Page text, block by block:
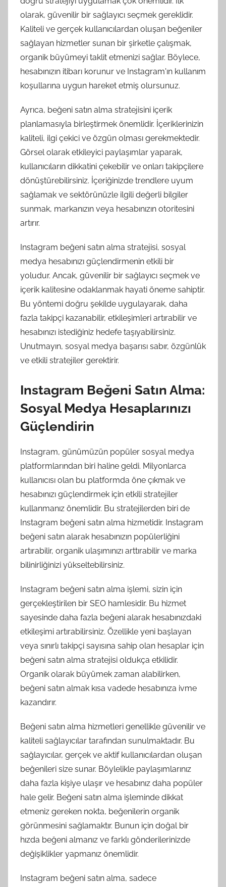
olarak, güvenilir bir sağlayıcı seçmek gereklidir.
Kaliteli ve gerçek kullanıcılardan oluşan beğeniler
sağlayan hizmetler sunan bir şirketle çalışmak,
organik büyümeyi taklit etmenizi sağlar. Böylece,
hesabınızın itibarı korunur ve Instagram'ın kullanım
koşullarına uygun hareket etmiş olursunuz.
Ayrıca, beğeni satın alma stratejisini içerik
planlamasıyla birleştirmek önemlidir. İçeriklerinizin
kaliteli, ilgi çekici ve özgün olması gerekmektedir.
Görsel olarak etkileyici paylaşımlar yaparak,
kullanıcıların dikkatini çekebilir ve onları takipçilere
dönüştürebilirsiniz. İçeriğinizde trendlere uyum
sağlamak ve sektörünüzle ilgili değerli bilgiler
sunmak, markanızın veya hesabınızın otoritesini
artırır.
Instagram beğeni satın alma stratejisi, sosyal
medya hesabınızı güçlendirmenin etkili bir
yoludur. Ancak, güvenilir bir sağlayıcı seçmek ve
içerik kalitesine odaklanmak hayati öneme sahiptir.
Bu yöntemi doğru şekilde uygulayarak, daha
fazla takipçi kazanabilir, etkileşimleri artırabilir ve
hesabınızı istediğiniz hedefe taşıyabilirsiniz.
Unutmayın, sosyal medya başarısı sabır, özgünlük
ve etkili stratejiler gerektirir.
Instagram Beğeni Satın Alma:
Sosyal Medya Hesaplarınızı
Güçlendirin
Instagram, günümüzün popüler sosyal medya
platformlarından biri haline geldi. Milyonlarca
kullanıcısı olan bu platformda öne çıkmak ve
hesabınızı güçlendirmek için etkili stratejiler
kullanmanız önemlidir. Bu stratejilerden biri de
Instagram beğeni satın alma hizmetidir. Instagram
beğeni satın alarak hesabınızın popülerliğini
artırabilir, organik ulaşımınızı arttırabilir ve marka
bilinirliğinizi yükseltebilirsiniz.
Instagram beğeni satın alma işlemi, sizin için
gerçekleştirilen bir SEO hamlesidir. Bu hizmet
sayesinde daha fazla beğeni alarak hesabınızdaki
etkileşimi artırabilirsiniz. Özellikle yeni başlayan
veya sınırlı takipçi sayısına sahip olan hesaplar için
beğeni satın alma stratejisi oldukça etkilidir.
Organik olarak büyümek zaman alabilirken,
beğeni satın almak kısa vadede hesabınıza ivme
kazandırır.
Beğeni satın alma hizmetleri genellikle güvenilir ve
kaliteli sağlayıcılar tarafından sunulmaktadır. Bu
sağlayıcılar, gerçek ve aktif kullanıcılardan oluşan
beğenileri size sunar. Böylelikle paylaşımlarınız
daha fazla kişiye ulaşır ve hesabınız daha popüler
hale gelir. Beğeni satın alma işleminde dikkat
etmeniz gereken nokta, beğenilerin organik
görünmesini sağlamaktır. Bunun için doğal bir
hızda beğeni almanız ve farklı gönderilerinizde
değişiklikler yapmanız önemlidir.
Instagram beğeni satın alma, sadece